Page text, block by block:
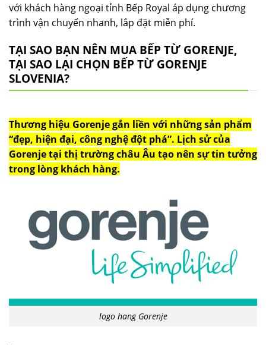
với khách hàng ngoại tỉnh Bếp Royal áp dụng chương
trình vận chuyển nhanh, lắp đặt miễn phí.
TẠI SAO BẠN NÊN MUA BẾP TỪ GORENJE,
TẠI SAO LẠI CHỌN BẾP TỪ GORENJE
SLOVENIA?
Thương hiệu Gorenje gắn liền với những sản phẩm
“đẹp, hiện đại, công nghệ đột phá”. Lịch sử của
Gorenje tại thị trường châu Âu tạo nên sự tin tưởng
trong lòng khách hàng.
logo hang Gorenje